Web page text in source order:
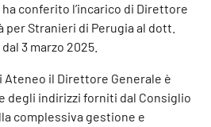
conferito l’incarico di Direttore
per Stranieri di Perugia al dott.
3 marzo 2025.
il Direttore Generale è
degli indirizzi forniti dal Consiglio
complessiva gestione e